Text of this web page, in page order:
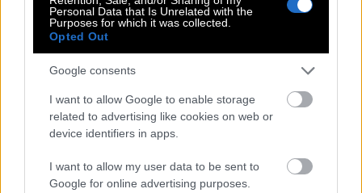
Personal Data that Is Unrelated with the
Purposes for which it was collected.
Opted Out
Google consents
I want to allow Google to enable storage
related to advertising like cookies on web or
device identifiers in apps.
I want to allow my user data to be sent to
Google for online advertising purposes.
Δείτε το πρώτο μέρος εδώ
Σχετικά άρθρα